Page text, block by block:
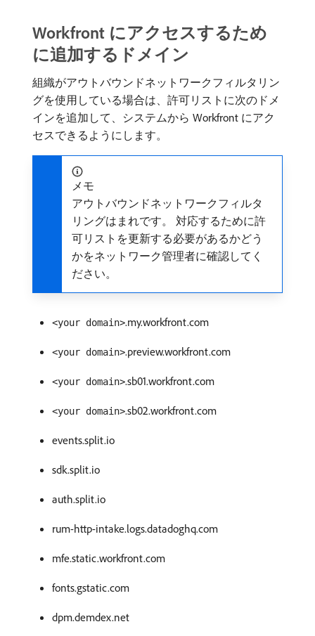
Workfront にアクセスするため
に追加するドメイン
組織がアウトバウンドネットワークフィルタリン
グを使用している場合は、許可リストに次のドメ
インを追加して、システムから Workfront にアク
セスできるようにします。
メモ
アウトバウンドネットワークフィルタ
リングはまれです。 対応するために許
可リストを更新する必要があるかどう
かをネットワーク管理者に確認してく
ださい。
<your domain>.my.workfront.com
<your domain>.preview.workfront.com
<your domain>.sb01.workfront.com
<your domain>.sb02.workfront.com
events.split.io
sdk.split.io
auth.split.io
rum-http-intake.logs.datadoghq.com
mfe.static.workfront.com
fonts.gstatic.com
dpm.demdex.net